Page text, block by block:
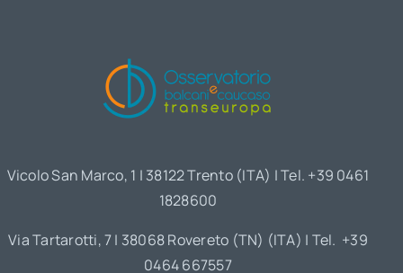
Vicolo San Marco, 1 | 38122 Trento (ITA) | Tel. +39 0461
1828600
Via Tartarotti, 7 | 38068 Rovereto (TN) (ITA) | Tel. +39
0464 667557